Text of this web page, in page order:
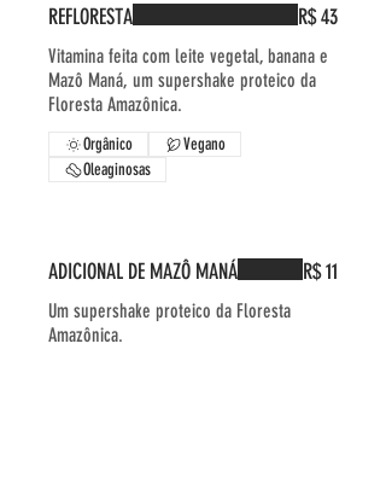
REFLORESTA
Vitamina feita com leite vegetal, banana e
Mazô Maná, um supershake proteico da
Floresta Amazônica.
R$ 43
Orgânico
Vegano
Oleaginosas
ADICIONAL DE MAZÔ MANÁ
Um supershake proteico da Floresta
Amazônica.
R$ 11